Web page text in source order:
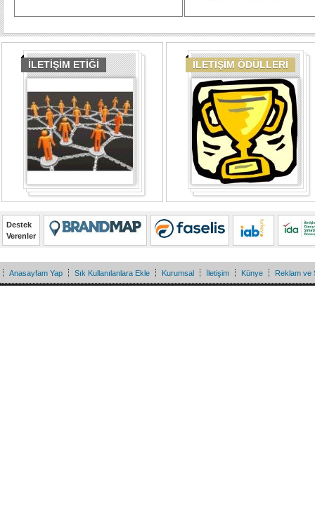
İLETİŞİM ETİĞİ İLETİŞİM ÖDÜLLERİ
Destek
Verenler
Anasayfam Yap Sık Kullanılanlara Ekle Kurumsal İletişim Künye Reklam ve